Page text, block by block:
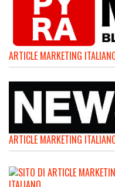
ARTICLE MARKETING
ARTICLE MARKETING